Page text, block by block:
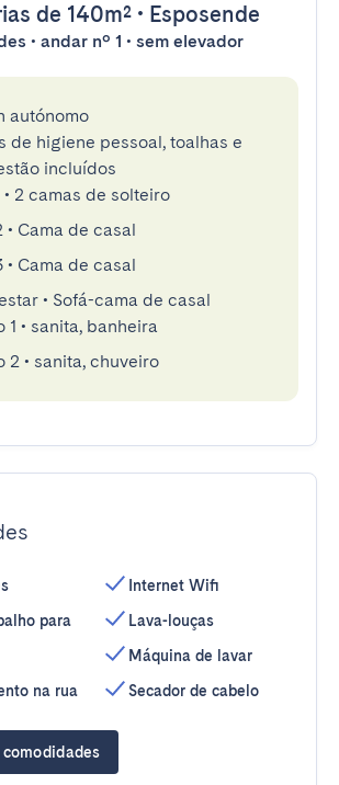
de 140m² • Esposende
• andar nº 1 • sem elevador
autónomo
de higiene pessoal, toalhas e
incluídos
• 2 camas de solteiro
• Cama de casal
• Cama de casal
• Sofá-cama de casal
1 • sanita, banheira
2 • sanita, chuveiro
para
na rua
Internet Wifi
Lava-louças
Máquina de lavar
Secador de cabelo